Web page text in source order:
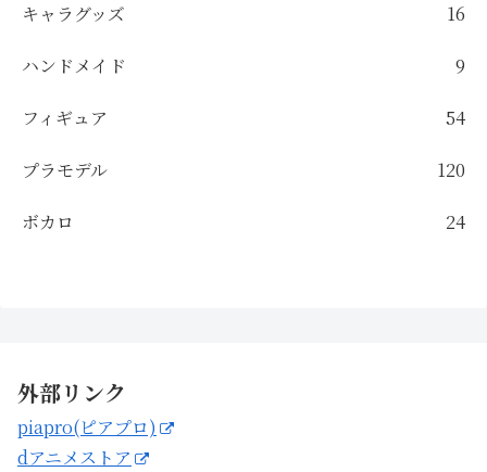
キャラグッズ 16
ハンドメイド 9
フィギュア 54
プラモデル 120
ボカロ 24
外部リンク
piapro(ピアプロ)
dアニメストア